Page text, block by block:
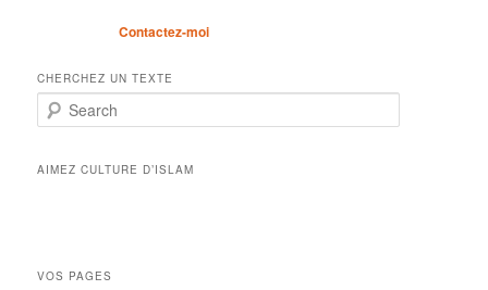
Contactez-moi
CHERCHEZ UN TEXTE
Search
AIMEZ CULTURE D’ISLAM
VOS PAGES